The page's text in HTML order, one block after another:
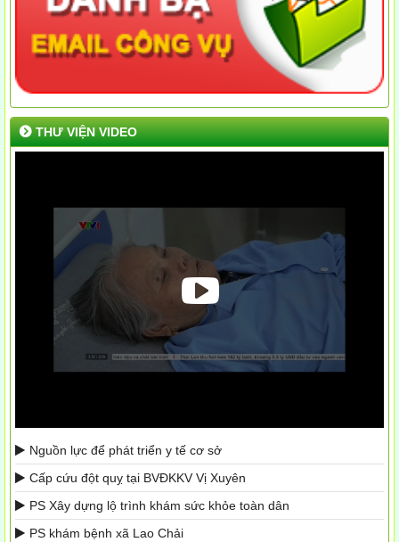
THƯ VIỆN VIDEO
Nguồn lực để phát triển y tế cơ sở
Cấp cứu đột quỵ tại BVĐKKV Vị Xuyên
PS Xây dựng lộ trình khám sức khỏe toàn dân
PS khám bệnh xã Lao Chải